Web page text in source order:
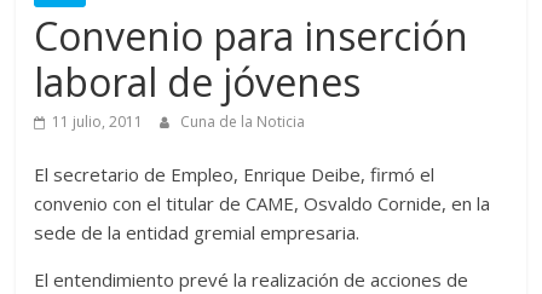
Convenio para inserción
laboral de jóvenes
11 julio, 2011 Cuna de la Noticia
El secretario de Empleo, Enrique Deibe, firmó el
convenio con el titular de CAME, Osvaldo Cornide, en la
sede de la entidad gremial empresaria.
El entendimiento prevé la realización de acciones de